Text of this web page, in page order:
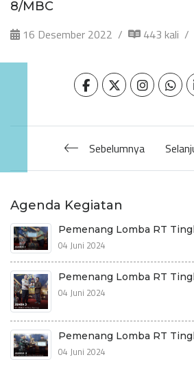
8/MBC
16 Desember 2022 443 kali
Sebelumnya
Agenda Kegiatan
Pemenang Lomba RT
04 Juni 2024
Pemenang Lomba RT
04 Juni 2024
Pemenang Lomba RT
04 Juni 2024